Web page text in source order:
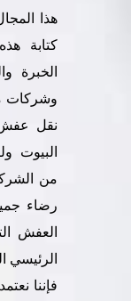
هذا
كتابة
الخبرة
وشركات
نقل عفش
البيوت
من
رضاء
العفش
الرئيسي
فإننا